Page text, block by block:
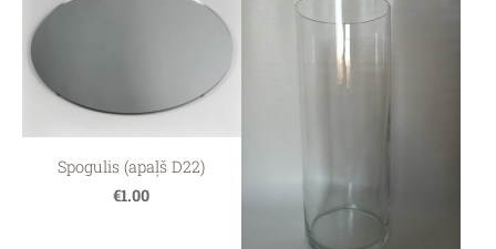
Spogulis (apaļš D22)
€1.00